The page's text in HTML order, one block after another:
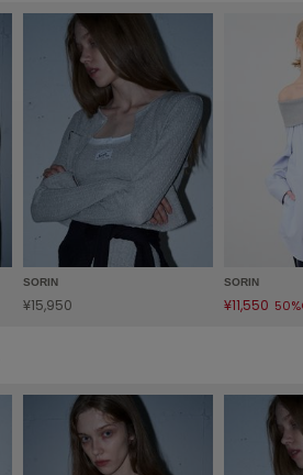
SORIN
¥15,950
SORIN
¥11,550